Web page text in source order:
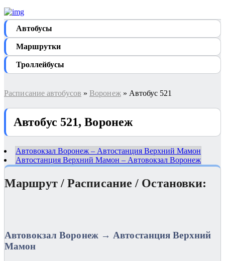
Автобуcы
Маршрутки
Троллейбусы
Расписание автобусов » Воронеж» Автобус 521
Автобус 521, Воронеж
Автовокзал Воронеж – Автостанция Верхний Мамон
Автостанция Верхний Мамон – Автовокзал Воронеж
Маршрут / Расписание / Остановки:
Автовокзал Воронеж → Автостанция Верхний
Мамон